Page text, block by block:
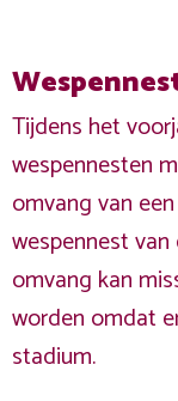
Tijdens het
wespennesten
omvang van
wespennest
omvang kan
worden omdat
stadium.